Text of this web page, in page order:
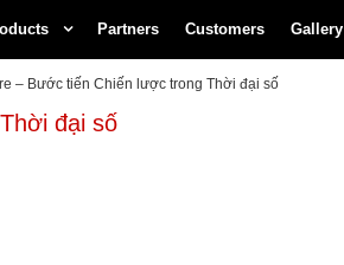
Partners Customers Gallery
– Bước tiến Chiến lược trong Thời đại số
đại số